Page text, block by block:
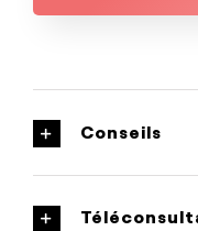
Conseils